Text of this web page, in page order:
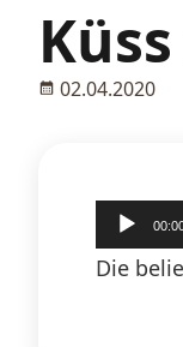
02.04.2020
Audio-
Player
Die